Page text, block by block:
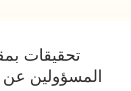
تحقيقات
المسؤولين